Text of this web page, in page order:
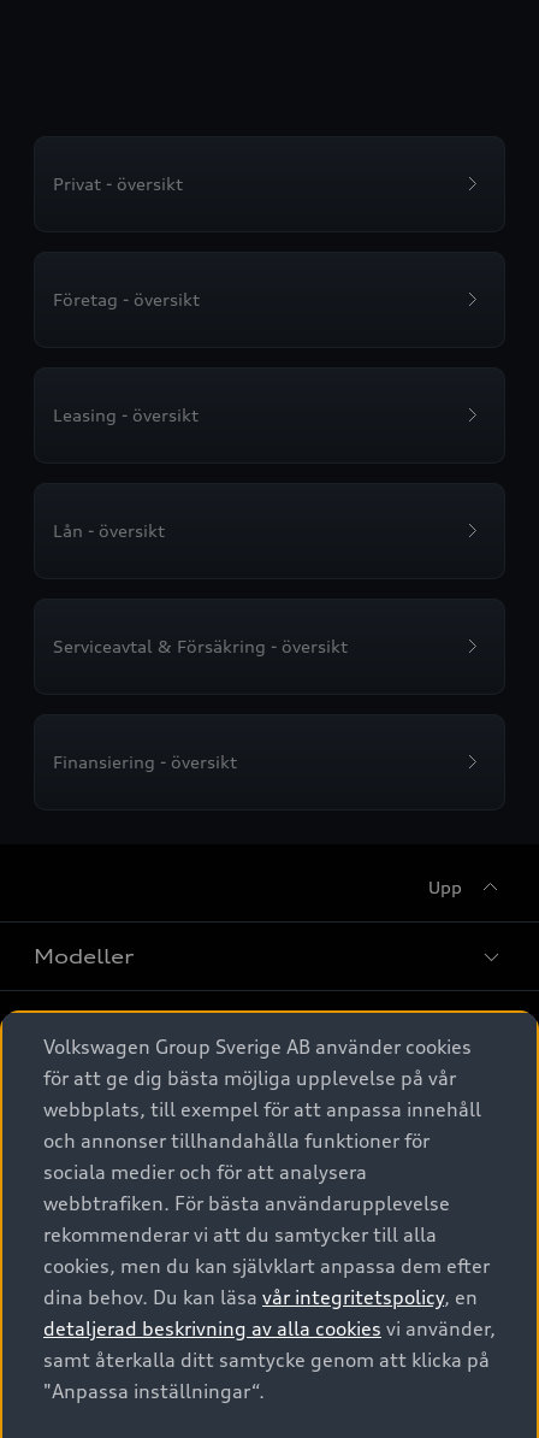
Privat - översikt
Företag - översikt
Leasing - översikt
Lån - översikt
Serviceavtal & Försäkring - översikt
Finansiering - översikt
Upp
Modeller
Elbilar
Laddhybrider
A6 modellerna
SUV
Avant
Sportback
Audi Sport
Privaterbjudanden
Privatleasing
Nya bilar i lager
Begagnade bilar i lager
Audi approved :plus - så gott som nya
Finansiering
Audi exclusive
Service & tillbehör
Originaltillbehör - köp online
Försäkring
Tjänstebil
Tjänstebil
Business lease online
Företagsleasing
Om Audi Sverige
Kontakta oss
Boka Service online
Audi Återförsäljare/-serviceverkstad
Volkswagen Group Sverige AB använder cookies
för att ge dig bästa möjliga upplevelse på vår
webbplats, till exempel för att anpassa innehåll
och annonser tillhandahålla funktioner för
sociala medier och för att analysera
webbtrafiken. För bästa användarupplevelse
rekommenderar vi att du samtycker till alla
cookies, men du kan självklart anpassa dem efter
dina behov. Du kan läsa vår integritetspolicy, en
detaljerad beskrivning av alla cookies vi använder,
samt återkalla ditt samtycke genom att klicka på
"Anpassa inställningar“.